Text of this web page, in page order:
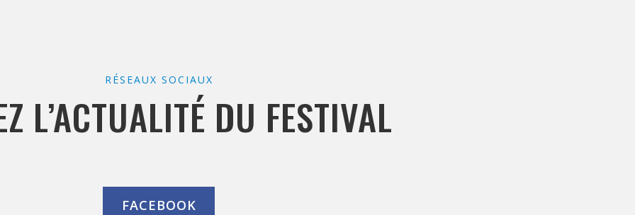
RÉSEAUX SOCIAUX
L’ACTUALITÉ DU FESTIVAL
FACEBOOK